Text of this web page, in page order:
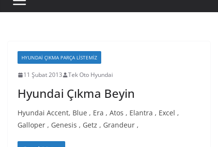
HYUNDAI ÇIKMA PARÇA LISTEMIZ
11 Şubat 2013 Tek Oto Hyundai
Hyundai Çıkma Beyin
Hyundai Accent, Blue , Era , Atos , Elantra , Excel ,
Galloper , Genesis , Getz , Grandeur ,